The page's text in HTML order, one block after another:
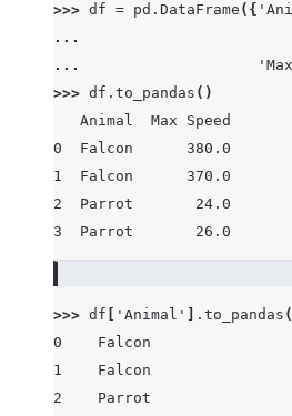
>>> df = pd . DataFrame ({
...
...
>>> df . to_pandas ()
   Animal  Max Speed
0  Falcon      380.0
1  Falcon      370.0
2  Parrot       24.0
3  Parrot       26.0
>>> df 'Animal' . to_pandas
0    Falcon
1    Falcon
2    Parrot